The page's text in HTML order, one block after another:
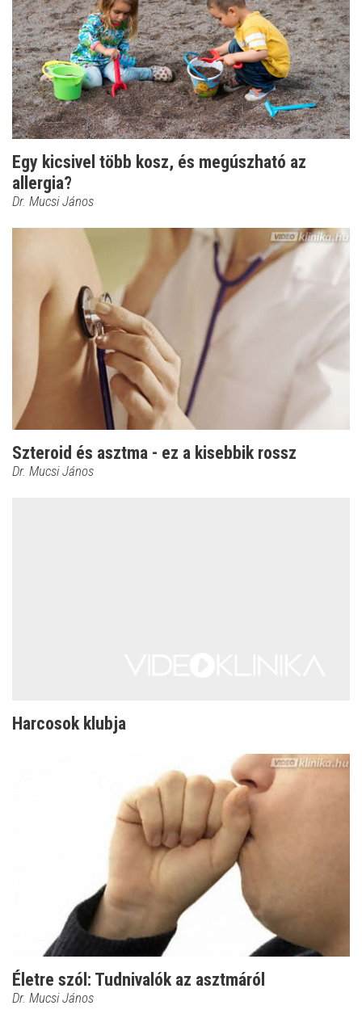
Egy kicsivel több kosz, és megúszható az
allergia?
Dr. Mucsi János
Szteroid és asztma - ez a kisebbik rossz
Dr. Mucsi János
Harcosok klubja
Életre szól: Tudnivalók az asztmáról
Dr. Mucsi János